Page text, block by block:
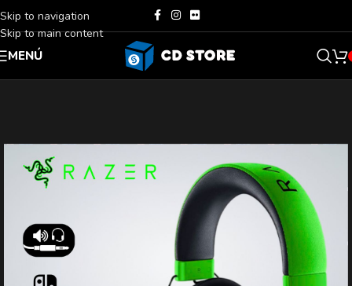
Skip to navigation
Skip to main content
MENÚ